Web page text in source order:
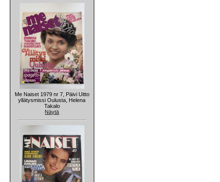
Me Naiset 1979 nr 7, Päivi Uitto
yllätysmissi Oulusta, Helena
Takalo
Näytä